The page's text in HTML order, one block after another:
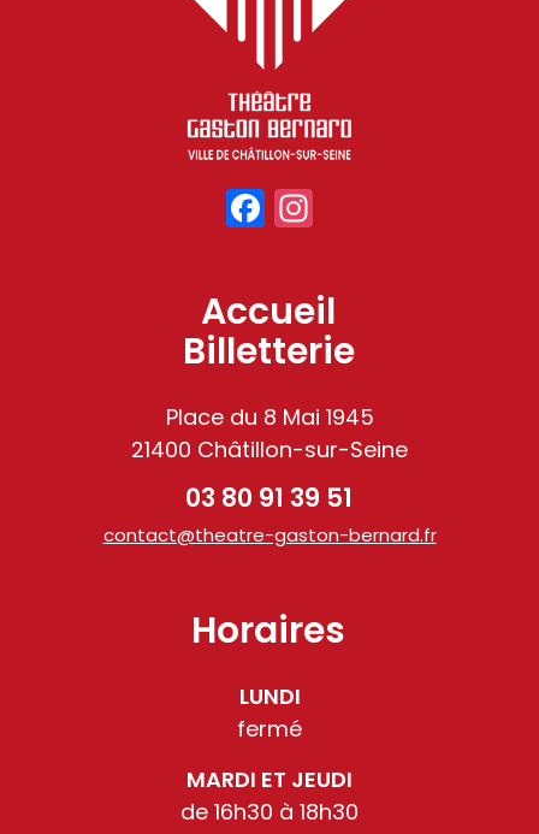
Facebook
Accueil
Billetterie
Place du 8 Mai 1945
21400 Châtillon-sur-Seine
03 80 91 39 51
contact@theatre-gaston-bernard.fr
Horaires
LUNDI
fermé
MARDI ET JEUDI
de 16h30 à 18h30